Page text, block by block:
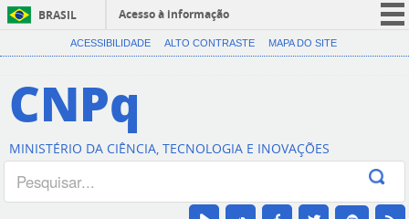
BRASIL
Acesso à informação
CORONAVÍRUS (COVID-19)
Canais
ACESSIBILIDADE ALTO CONTRASTE MAPA DO SITE
CNPq
MINISTÉRIO DA CIÊNCIA, TECNOLOGIA E INOVAÇÕES